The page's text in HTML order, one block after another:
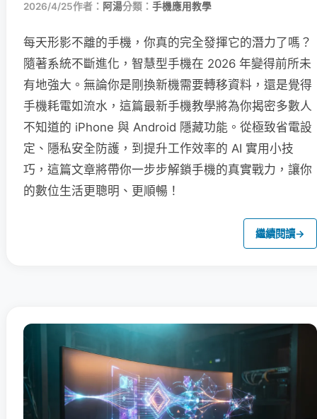
2026/4/25作者： 阿湯分類： 手機應用教學
每天形影不離的手機，你真的完全發揮它的潛力了嗎？
隨著系統不斷進化，智慧型手機在 2026 年變得前所未
有地強大。無論你是剛換新機需要轉移資料，還是覺得
手機耗電如流水，這篇最新手機教學將為你揭密多數人
不知道的 iPhone 與 Android 隱藏功能。從極致省電設
定、隱私安全防護，到提升工作效率的 AI 實用小技
巧，這篇文章將帶你一步步解鎖手機的真實戰力，讓你
的數位生活更聰明、更順暢！
繼續閱讀→